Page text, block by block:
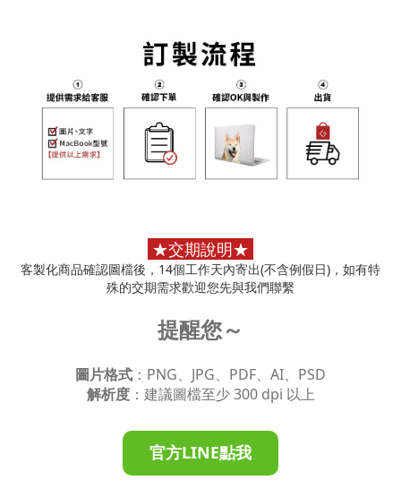
★交期說明★
客製化商品確認圖檔後，14個工作天內寄出(不含例假日)，如有特
殊的交期需求歡迎您先與我們聯繫
提醒您～
圖片格式 ：PNG、JPG、PDF、AI、PSD
解析度：建議圖檔至少 300 dpi 以上
官方LINE點我